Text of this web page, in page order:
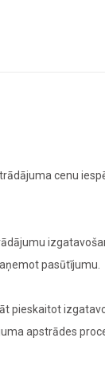
cenu
pasūtījumu.
pieskaitot
apstrādes